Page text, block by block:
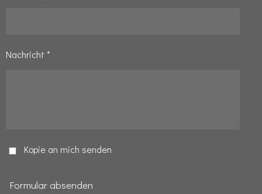
Nachricht *
Kopie an mich senden
Formular absenden